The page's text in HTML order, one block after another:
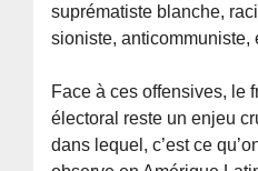
suprématiste blanche,
sioniste, anticommuniste,
Face à ces offensives, le
électoral reste un enjeu
dans lequel, c’est ce